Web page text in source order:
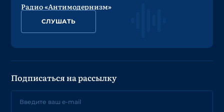
Радио «Антимодернизм»
СЛУШАТЬ
Подписаться на рассылку